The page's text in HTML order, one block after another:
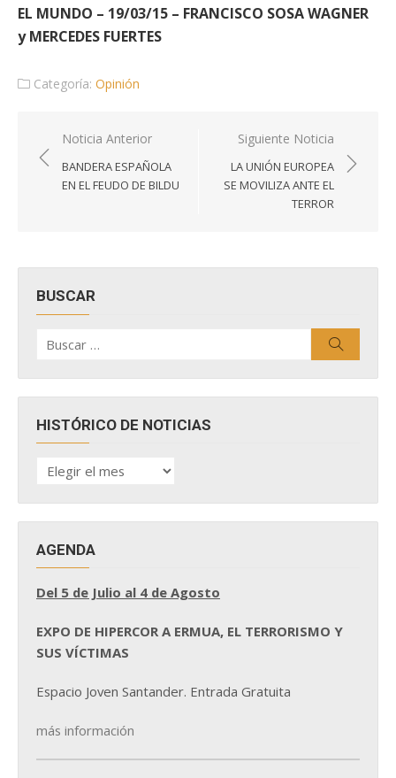
EL MUNDO – 19/03/15 – FRANCISCO SOSA WAGNER
y MERCEDES FUERTES
Categoría: Opinión
Navegación
de
entradas
Noticia Anterior
BANDERA ESPAÑOLA
EN EL FEUDO DE BILDU
Siguiente Noticia
LA UNIÓN EUROPEA
SE MOVILIZA ANTE EL
TERROR
BUSCAR
por:
HISTÓRICO DE NOTICIAS
HISTÓRICO
DE
AGENDA
Del 5 de Julio al 4 de Agosto
EXPO DE HIPERCOR A ERMUA, EL TERRORISMO Y
SUS VÍCTIMAS
Espacio Joven Santander. Entrada Gratuita
más información